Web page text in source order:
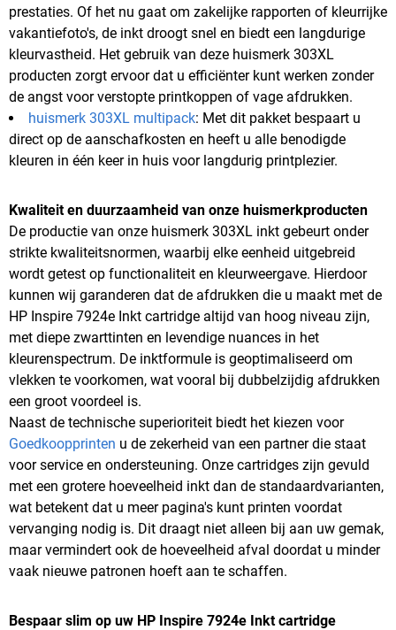
prestaties. Of het nu gaat om zakelijke rapporten of kleurrijke
vakantiefoto's, de inkt droogt snel en biedt een langdurige
kleurvastheid. Het gebruik van deze huismerk 303XL
producten zorgt ervoor dat u efficiënter kunt werken zonder
de angst voor verstopte printkoppen of vage afdrukken.
huismerk 303XL multipack: Met dit pakket bespaart u
direct op de aanschafkosten en heeft u alle benodigde
kleuren in één keer in huis voor langdurig printplezier.
Kwaliteit en duurzaamheid van onze huismerkproducten
De productie van onze huismerk 303XL inkt gebeurt onder
strikte kwaliteitsnormen, waarbij elke eenheid uitgebreid
wordt getest op functionaliteit en kleurweergave. Hierdoor
kunnen wij garanderen dat de afdrukken die u maakt met de
HP Inspire 7924e Inkt cartridge altijd van hoog niveau zijn,
met diepe zwarttinten en levendige nuances in het
kleurenspectrum. De inktformule is geoptimaliseerd om
vlekken te voorkomen, wat vooral bij dubbelzijdig afdrukken
een groot voordeel is.
Naast de technische superioriteit biedt het kiezen voor
Goedkoopprinten u de zekerheid van een partner die staat
voor service en ondersteuning. Onze cartridges zijn gevuld
met een grotere hoeveelheid inkt dan de standaardvarianten,
wat betekent dat u meer pagina's kunt printen voordat
vervanging nodig is. Dit draagt niet alleen bij aan uw gemak,
maar vermindert ook de hoeveelheid afval doordat u minder
vaak nieuwe patronen hoeft aan te schaffen.
Bespaar slim op uw HP Inspire 7924e Inkt cartridge